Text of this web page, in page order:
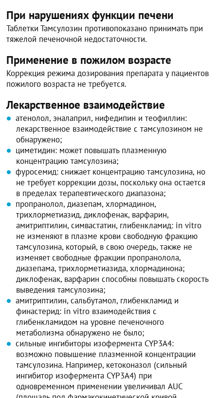
При нарушениях функции печени
Таблетки Тамсулозин противопоказано принимать при
тяжелой печеночной недостаточности.
Применение в пожилом возрасте
Коррекция режима дозирования препарата у пациентов
пожилого возраста не требуется.
Лекарственное взаимодействие
атенолол, эналаприл, нифедипин и теофиллин:
лекарственное взаимодействие с тамсулозином не
обнаружено;
циметидин: может повышать плазменную
концентрацию тамсулозина;
фуросемид: снижает концентрацию тамсулозина, но
не требует коррекции дозы, поскольку она остается
в пределах терапевтического диапазона;
пропранолол, диазепам, хлормадинон,
трихлорметиазид, диклофенак, варфарин,
амитриптилин, симвастатин, глибенкламид: in vitro
не изменяют в плазме крови свободную фракцию
тамсулозина, который, в свою очередь, также не
изменяет свободные фракции пропранолола,
диазепама, трихлорметиазида, хлормадинона;
диклофенак, варфарин способны повышать скорость
выведения тамсулозина;
амитриптилин, сальбутамол, глибенкламид и
финастерид: in vitro взаимодействия с
глибенкламидом на уровне печеночного
метаболизма обнаружено не было;
сильные ингибиторы изофермента CYP3A4:
возможно повышение плазменной концентрации
тамсулозина. Например, кетоконазол (сильный
ингибитор изофермента CYP3A4) при
одновременном применении увеличивал AUC